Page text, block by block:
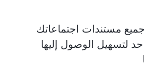
مستندات اجتماعاتك
لتسهيل الوصول إليها